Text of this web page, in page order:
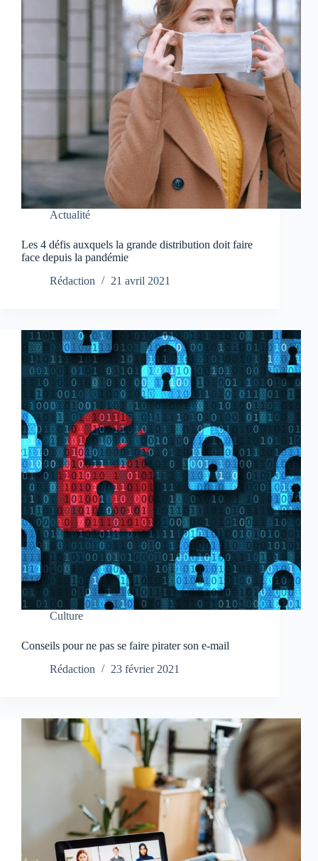
Actualité
Les 4 défis auxquels la grande distribution doit faire
face depuis la pandémie
Rédaction
21 avril 2021
Culture
Conseils pour ne pas se faire pirater son e-mail
Rédaction
23 février 2021